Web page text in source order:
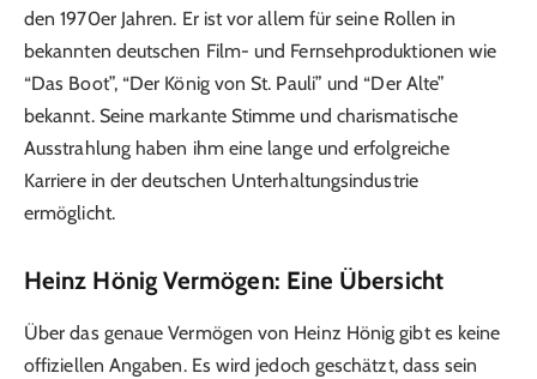
den 1970er Jahren. Er ist vor allem für seine Rollen in
bekannten deutschen Film- und Fernsehproduktionen wie
“Das Boot”, “Der König von St. Pauli” und “Der Alte”
bekannt. Seine markante Stimme und charismatische
Ausstrahlung haben ihm eine lange und erfolgreiche
Karriere in der deutschen Unterhaltungsindustrie
ermöglicht.
Heinz Hönig Vermögen: Eine Übersicht
Über das genaue Vermögen von Heinz Hönig gibt es keine
offiziellen Angaben. Es wird jedoch geschätzt, dass sein